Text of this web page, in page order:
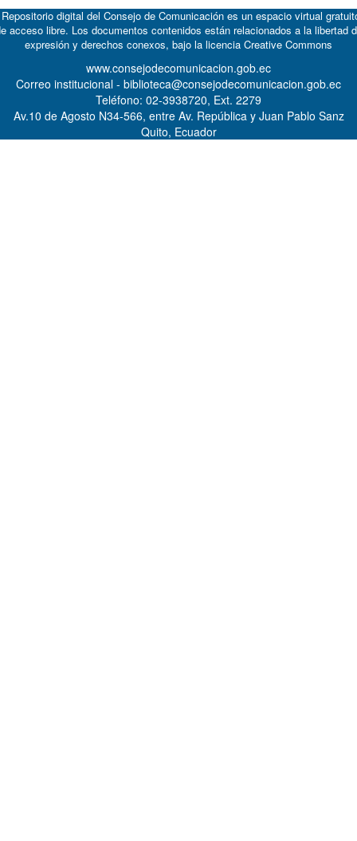
digital del Consejo de Comunicación es un espacio virtual
acceso libre. Los documentos contenidos están relacionados a la libertad
expresión y derechos conexos, bajo la licencia Creative Commons
www.consejodecomunicacion.gob.ec
Correo institucional - biblioteca@consejodecomunicacion.gob.ec
Teléfono: 02-3938720, Ext. 2279
Av.10 de Agosto N34-566, entre Av. República y Juan Pablo Sanz
Quito, Ecuador